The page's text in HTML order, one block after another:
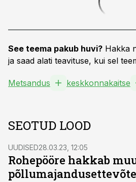
See teema pakub huvi? Hakka
ja saad alati teavituse, kui sel
Metsandus keskkonnakaitse
SEOTUD LOOD
UUDISED28.03.23, 12:05
Rohepööre hakkab